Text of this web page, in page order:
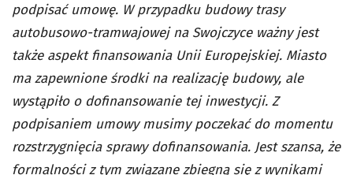
podpisać umowę. W przypadku budowy trasy
autobusowo-tramwajowej na Swojczyce ważny jest
także aspekt finansowania Unii Europejskiej. Miasto
ma zapewnione środki na realizację budowy, ale
wystąpiło o dofinansowanie tej inwestycji. Z
podpisaniem umowy musimy poczekać do momentu
rozstrzygnięcia sprawy dofinansowania. Jest szansa, że
formalności z tym związane zbiegną się z wynikami